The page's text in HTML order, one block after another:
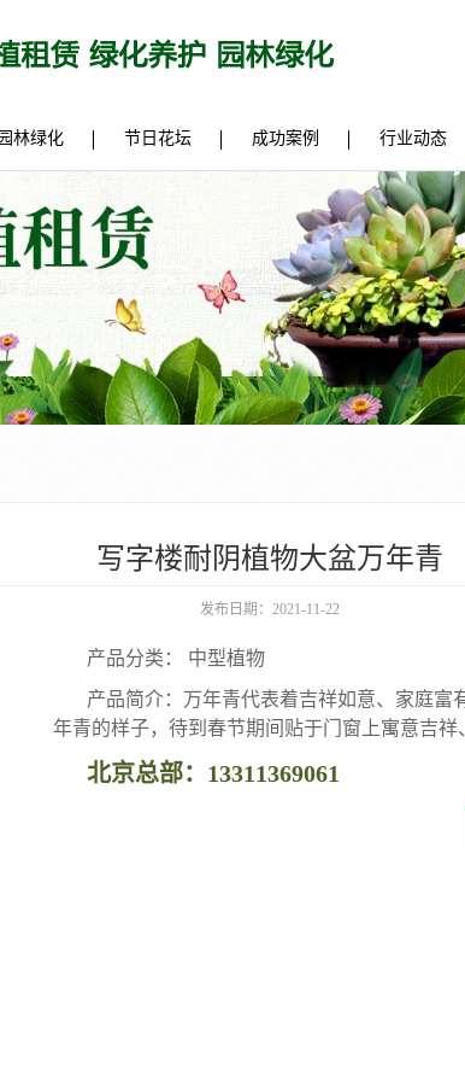
林绿化 节日花坛 成功案例 行业动态
写字楼耐阴植物大盆万年青
发布日期：2021-11-22
产品分类： 中型植物
产品简介：万年青代表着吉祥如意、家庭
年青的样子，待到春节期间贴于门窗上寓意吉祥
北京总部：13311369061